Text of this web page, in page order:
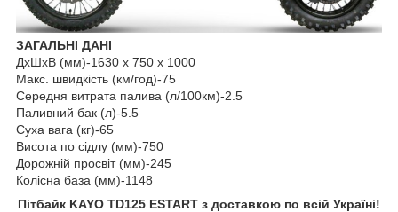
ЗАГАЛЬНІ ДАНІ
ДхШхВ (мм)-1630 х 750 х 1000
Макс. швидкість (км/год)-75
Середня витрата палива (л/100км)-2.5
Паливний бак (л)-5.5
Суха вага (кг)-65
Висота по сідлу (мм)-750
Дорожній просвіт (мм)-245
Колісна база (мм)-1148
Пітбайк KAYO TD125 ESTART з доставкою по всій Україні!